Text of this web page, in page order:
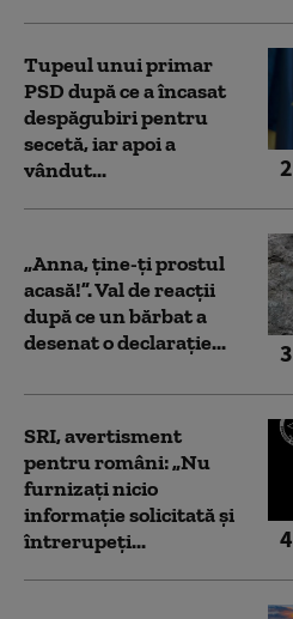
2
Tupeul unui primar
PSD după ce a încasat
despăgubiri pentru
secetă, iar apoi a
vândut...
3
„Anna, ţine-ţi prostul
acasă!”. Val de reacții
după ce un bărbat a
desenat o declarație...
4
SRI, avertisment
pentru români: „Nu
furnizați nicio
informație solicitată și
întrerupeți...